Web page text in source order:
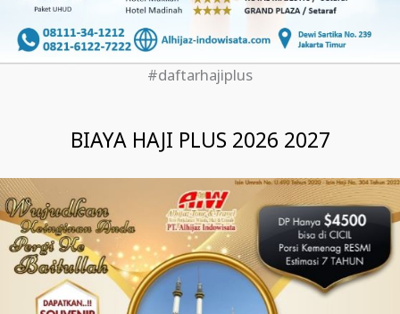
#daftarhajiplus
BIAYA HAJI PLUS 2026 2027